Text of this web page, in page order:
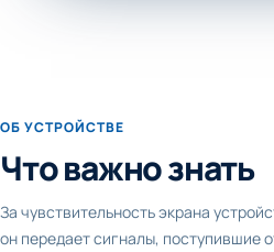
ОБ УСТРОЙСТВЕ
Что важно знать
За чувствительность экрана
он передает сигналы, поступившие